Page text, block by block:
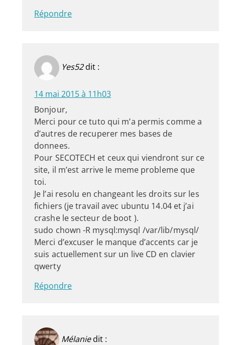
Répondre
Yes52 dit :
14 mai 2015 à 11h03
Bonjour,
Merci pour ce tuto qui m’a permis comme a
d’autres de recuperer mes bases de
donnees.
Pour SECOTECH et ceux qui viendront sur ce
site, il m’est arrive le meme probleme que
toi.
Je l’ai resolu en changeant les droits sur les
fichiers (je travail avec ubuntu 14.04 et j’ai
crashe le secteur de boot ).
sudo chown -R mysql:mysql /var/lib/mysql/
Merci d’excuser le manque d’accents car je
suis actuellement sur un live CD en clavier
qwerty
Répondre
Mélanie dit :